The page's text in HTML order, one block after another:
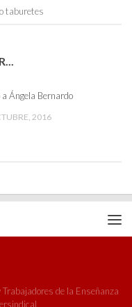
taburetes
a Ángela Bernardo
2016
de la Enseñanza